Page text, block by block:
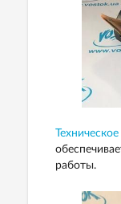
работы.